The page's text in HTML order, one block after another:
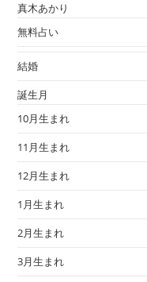
真木あかり
無料占い
結婚
誕生月
10月生まれ
11月生まれ
12月生まれ
1月生まれ
2月生まれ
3月生まれ